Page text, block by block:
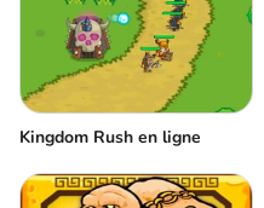
Kingdom Rush en ligne